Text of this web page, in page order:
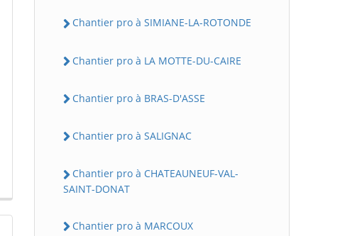
Chantier pro à SIMIANE-LA-ROTONDE
Chantier pro à LA MOTTE-DU-CAIRE
Chantier pro à BRAS-D'ASSE
Chantier pro à SALIGNAC
Chantier pro à CHATEAUNEUF-VAL-
SAINT-DONAT
Chantier pro à MARCOUX